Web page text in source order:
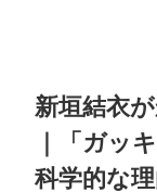
新垣結衣
｜「ガッ
科学的な